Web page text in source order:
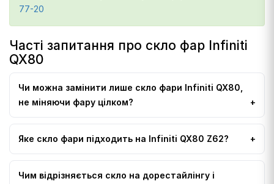
77-20
Часті запитання про скло фар Infiniti
QX80
Чи можна замінити лише скло фари Infiniti QX80,
не міняючи фару цілком?
Яке скло фари підходить на Infiniti QX80 Z62?
Чим відрізняється скло на дорестайлінгу і